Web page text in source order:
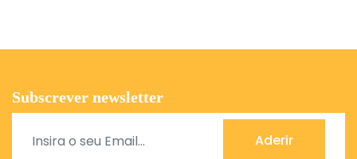
Subscrever newsletter
Aderir